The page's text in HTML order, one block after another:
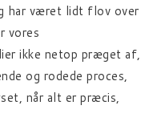
har været lidt flov over
vores
ikke netop præget af,
og rodede proces,
når alt er præcis,